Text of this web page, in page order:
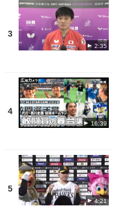
3
2:35
4
16:39
5
4:21